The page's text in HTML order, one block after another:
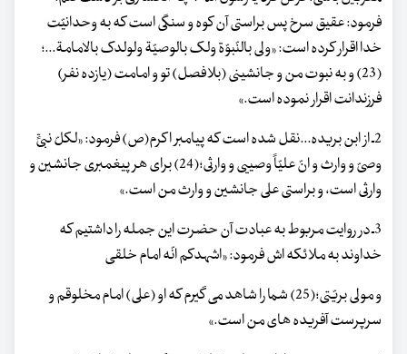
فرمود: عقیق سرخ پس براستی آن کوه و سنگی است که به وحدانیّت
خدا اقرار کرده است: «ولی بالنّبوّة ولک بالوصیّة ولولدک بالامامة...؛
(23) و به نبوت من و جانشینی (بلافصل) تو و امامت (یازده نفر)
فرزندانت اقرار نموده است.»
2ـ از ابن بریده...نقل شده است که پیامبر اکرم(ص) فرمود: «لکلّ نبیٍّ
وصیّ و وارث و انّ علیّاً وصییی و وارثی؛(24) برای هر پیغمبری جانشین و
وارثی است، و براستی علی جانشین و وارث من است.»
3ـ در روایت مربوط به عبادت آن حضرت این جمله را داشتیم که
خداوند به ملائکه اش فرمود: «اشهدکم انّه امام خلقی
و مولی بریّتی؛(25) شما را شاهد می گیرم که او (علی) امام مخلوقم و
سرپرست آفریده های من است.»